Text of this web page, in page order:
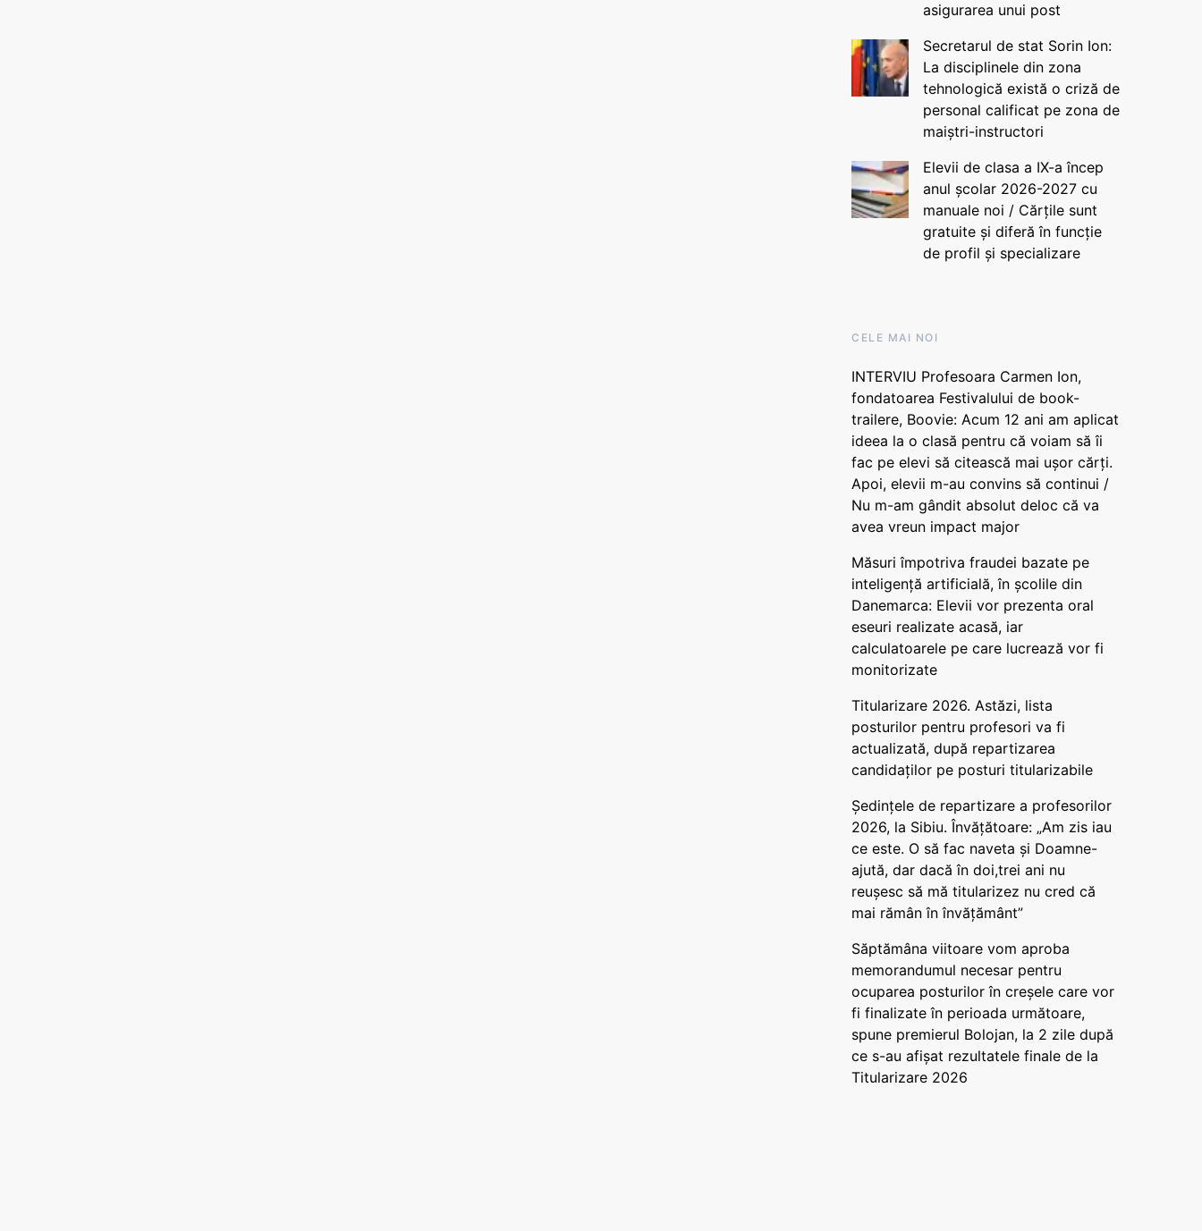
asigurarea unui post
Secretarul de stat Sorin Ion:
La disciplinele din zona
tehnologică există o criză de
personal calificat pe zona de
maiștri-instructori
Elevii de clasa a IX-a încep
anul școlar 2026-2027 cu
manuale noi / Cărțile sunt
gratuite și diferă în funcție
de profil și specializare
CELE MAI NOI
INTERVIU Profesoara Carmen Ion,
fondatoarea Festivalului de book-
trailere, Boovie: Acum 12 ani am aplicat
ideea la o clasă pentru că voiam să îi
fac pe elevi să citească mai ușor cărți.
Apoi, elevii m-au convins să continui /
Nu m-am gândit absolut deloc că va
avea vreun impact major
Măsuri împotriva fraudei bazate pe
inteligență artificială, în școlile din
Danemarca: Elevii vor prezenta oral
eseuri realizate acasă, iar
calculatoarele pe care lucrează vor fi
monitorizate
Titularizare 2026. Astăzi, lista
posturilor pentru profesori va fi
actualizată, după repartizarea
candidaților pe posturi titularizabile
Ședințele de repartizare a profesorilor
2026, la Sibiu. Învățătoare: „Am zis iau
ce este. O să fac naveta și Doamne-
ajută, dar dacă în doi,trei ani nu
reușesc să mă titularizez nu cred că
mai rămân în învățământ”
Săptămâna viitoare vom aproba
memorandumul necesar pentru
ocuparea posturilor în creșele care vor
fi finalizate în perioada următoare,
spune premierul Bolojan, la 2 zile după
ce s-au afișat rezultatele finale de la
Titularizare 2026